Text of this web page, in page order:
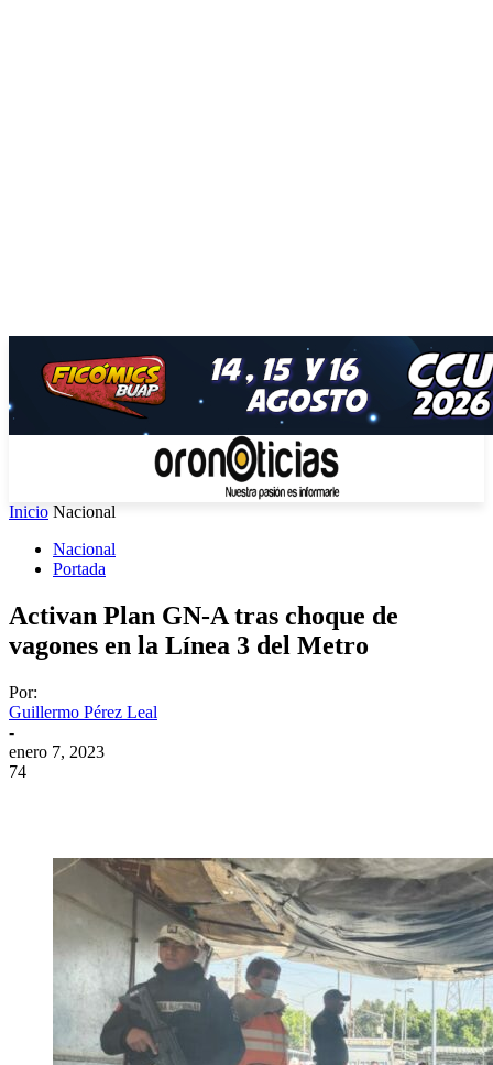
Inicio Nacional
Nacional
Portada
Activan Plan GN-A tras choque de
vagones en la Línea 3 del Metro
Por:
Guillermo Pérez Leal
-
enero 7, 2023
74